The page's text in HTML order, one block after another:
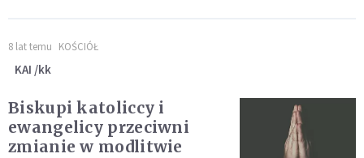
8 lat temu KOŚCIÓŁ
KAI /kk
Biskupi katoliccy i
ewangelicy przeciwni
zmianie w modlitwie